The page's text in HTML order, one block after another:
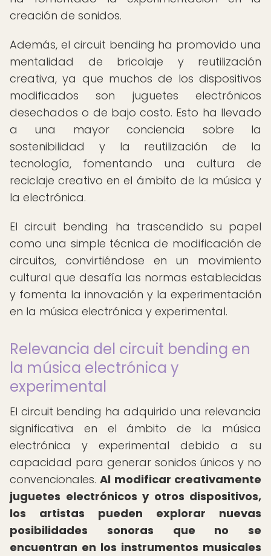
creación de sonidos.
Además, el circuit bending ha promovido una
mentalidad de bricolaje y reutilización
creativa, ya que muchos de los dispositivos
modificados son juguetes electrónicos
desechados o de bajo costo. Esto ha llevado
a una mayor conciencia sobre la
sostenibilidad y la reutilización de la
tecnología, fomentando una cultura de
reciclaje creativo en el ámbito de la música y
la electrónica.
El circuit bending ha trascendido su papel
como una simple técnica de modificación de
circuitos, convirtiéndose en un movimiento
cultural que desafía las normas establecidas
y fomenta la innovación y la experimentación
en la música electrónica y experimental.
Relevancia del circuit bending en
la música electrónica y
experimental
El circuit bending ha adquirido una relevancia
significativa en el ámbito de la música
electrónica y experimental debido a su
capacidad para generar sonidos únicos y no
convencionales.Al modificar creativamente
juguetes electrónicos y otros dispositivos,
los artistas pueden explorar nuevas
posibilidades sonoras que no se
encuentran en los instrumentos musicales